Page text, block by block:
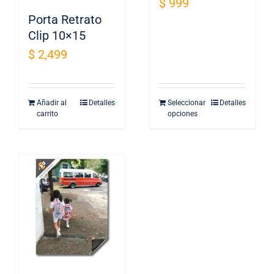
página
de
Porta Retrato
Clip 10×15
$ 2,499
Añadir al
carrito
Detalles
$ 999
Seleccionar
opciones
Detalles